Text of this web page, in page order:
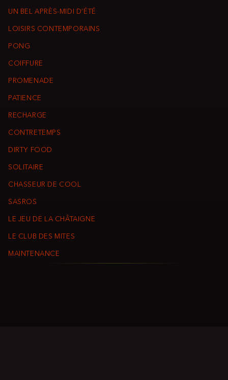
UN BEL APRÈS-MIDI D’ÉTÉ
LOISIRS CONTEMPORAINS
PONG
COIFFURE
PROMENADE
PATIENCE
RECHARGE
CONTRETEMPS
DIRTY FOOD
SOLITAIRE
CHASSEUR DE COOL
SASROS
LE JEU DE LA CHÂTAIGNE
LE CLUB DES MITES
MAINTENANCE